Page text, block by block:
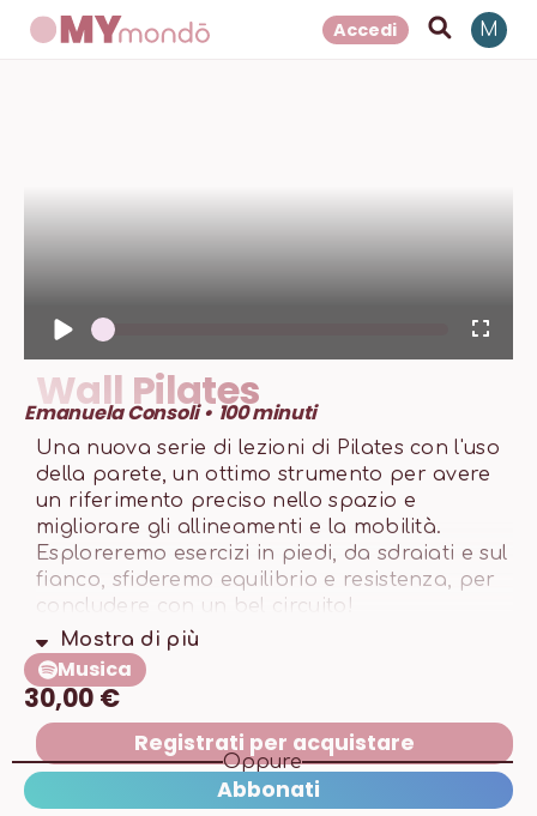
Accedi M
Wall Pilates
Emanuela Consoli • 100minuti
Una nuova serie di lezioni di Pilates con l'uso
della parete, un ottimo strumento per avere
un riferimento preciso nello spazio e
migliorare gli allineamenti e la mobilità.
Esploreremo esercizi in piedi, da sdraiati e sul
fianco, sfideremo equilibrio e resistenza, per
concludere con un bel circuito!
Mostra di più
Musica
30,00 €
Registrati per acquistare
Oppure
Abbonati